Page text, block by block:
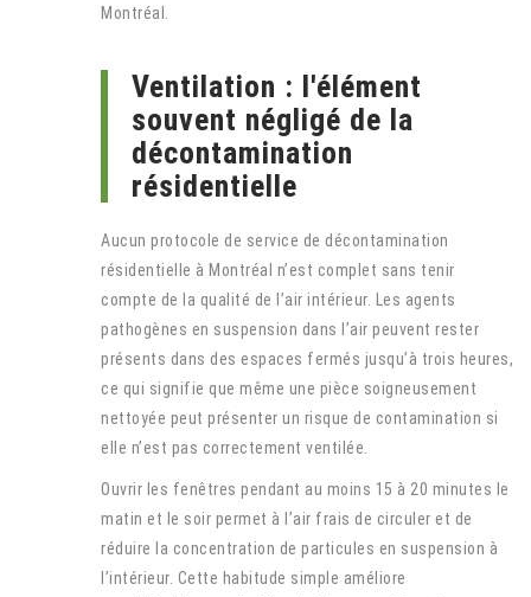
Montréal.
Ventilation : l'élément
souvent négligé de la
décontamination
résidentielle
Aucun protocole de service de décontamination
résidentielle à Montréal n’est complet sans tenir
compte de la qualité de l’air intérieur. Les agents
pathogènes en suspension dans l’air peuvent rester
présents dans des espaces fermés jusqu’à trois heures,
ce qui signifie que même une pièce soigneusement
nettoyée peut présenter un risque de contamination si
elle n’est pas correctement ventilée.
Ouvrir les fenêtres pendant au moins 15 à 20 minutes le
matin et le soir permet à l’air frais de circuler et de
réduire la concentration de particules en suspension à
l’intérieur. Cette habitude simple améliore